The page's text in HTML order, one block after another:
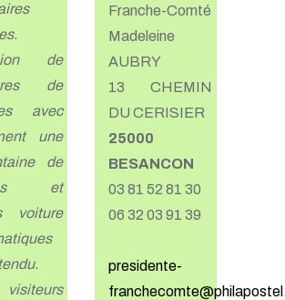
de
de
avec
une
de
et
voiture
Franche-Comté
Madeleine
AUBRY
13 CHEMIN
DU CERISIER
25000
BESANCON
03 81 52 81 30
06 32 03 91 39
presidente-